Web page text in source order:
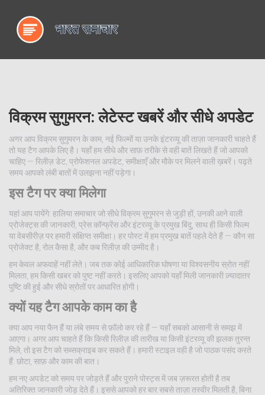
विक्रम सुगुमरन: लेटेस्ट खबरें और सीधे अपडेट
अगर आप विक्रम सुगुमरन के काम, नई फिल्मों या उनके इंटरव्यू की ताज़ा जानकारी चाहते हैं
तो यह टैग आपके लिए है। यहाँ हम सीधे और साफ़ तरीके से वही बातें लिखते हैं जो आपको
चाहिए — रिलीज़ डेट, प्रोफेशनल अपडेट, समीक्षाएँ और मौके पर मिलने वाली ख़बरें। पढ़ते
समय आपको लंबी बातों में उलझना नहीं पड़ेगा।
इस टैग पर क्या मिलेगा
यहां आप पायेंगे: हालिया समाचार जो सीधे विक्रम सुगुमरन से जुड़ी हों, उनकी आने वाली
प्रोजेक्ट्स की जानकारी, प्रेस कॉन्फ्रेंस और इंटरव्यू के प्रमुख बिंदु, साथ ही किसी फिल्म
या वेबसीरीज़ पर हमारी संक्षिप्त समीक्षा। हर पोस्ट में हम प्रमुख बातें पहले देते हैं — कौन सा
प्रोजेक्ट है, रोल कैसा है, और कब रिलीज़ की उम्मीद है।
हम केवल अफवाहें नहीं लेते। जब तक कोई आधिकारिक घोषणा या विश्वसनीय स्रोत नहीं
मिलता, हम किसी खबर को पुष्ट नहीं करते। इसलिए आपको यहाँ मिली जानकारी ज़्यादातर
पुष्टि की हुई और सीधे स्रोतों पर आधारित होगी।
क्यों यह टैग आपके काम का है
क्या आप नया फैन हैं या लंबे समय से फ़ॉलो कर रहे हैं — यहाँ सबको आसानी से समझ में
आएगा। अगर आप चाहते हैं कि किसी रिलीज़ की तारीख या किसी इंटरव्यू की झलक तुरन्त
मिले, तो इस टैग को सब्सक्राइब कर सकते हैं। हमारी स्टाइल वही है जो पाठक पसंद करते
हैं: छोटा, साफ़ और काम की बात।
हम नए अपडेट को समय पर जोड़ते हैं और पुराने पोस्ट्स में जब ज़रूरत होती है तब
अतिरिक्त जानकारी जोड़ देते हैं। इससे आपको हर बार सबसे ताज़ा तस्वीर मिलती है, बिना